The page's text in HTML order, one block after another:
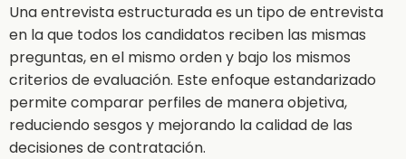
Una entrevista estructurada es un tipo de entrevista
en la que todos los candidatos reciben las mismas
preguntas, en el mismo orden y bajo los mismos
criterios de evaluación. Este enfoque estandarizado
permite comparar perfiles de manera objetiva,
reduciendo sesgos y mejorando la calidad de las
decisiones de contratación.